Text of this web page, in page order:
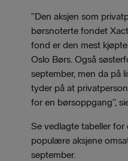
”Den aksjen som
børsnoterte fondet
fond er den mest
Oslo Børs. Også
september, men da på
tyder på at
for en børsoppgang”,
Se vedlagte tabeller for
populære aksjene
september.